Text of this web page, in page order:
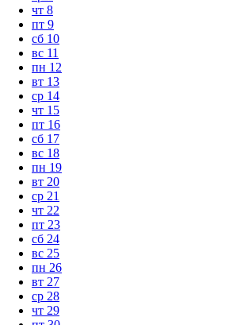
чт 8
пт 9
сб 10
вс 11
пн 12
вт 13
ср 14
чт 15
пт 16
сб 17
вс 18
пн 19
вт 20
ср 21
чт 22
пт 23
сб 24
вс 25
пн 26
вт 27
ср 28
чт 29